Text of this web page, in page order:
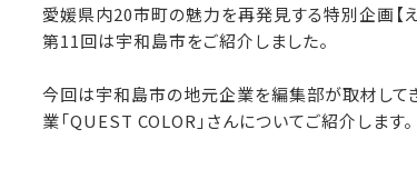
愛媛県内20市町の魅力を再発見する特別企画【
第11回は宇和島市をご紹介しました。
今回は宇和島市の地元企業を編集部が取材して
業「QUEST COLOR」さんについてご紹介します。